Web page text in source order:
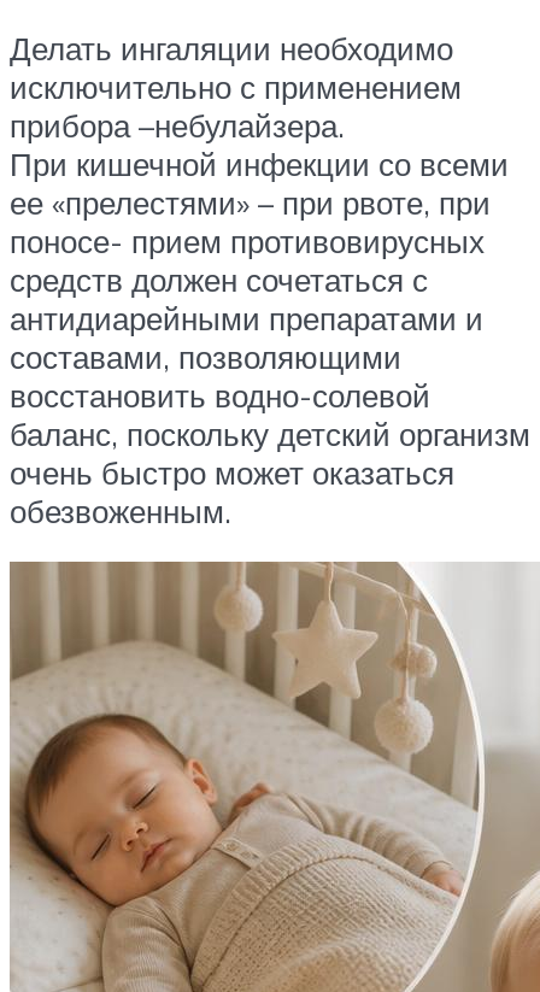
Делать ингаляции необходимо
исключительно с применением
прибора –небулайзера.
При кишечной инфекции со всеми
ее «прелестями» – при рвоте, при
поносе- прием противовирусных
средств должен сочетаться с
антидиарейными препаратами и
составами, позволяющими
восстановить водно-солевой
баланс, поскольку детский организм
очень быстро может оказаться
обезвоженным.